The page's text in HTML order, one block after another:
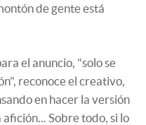
de gente está
el anuncio, "solo se
reconoce el creativo,
en hacer la versión
Sobre todo, si lo